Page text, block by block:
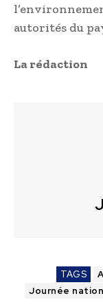
autorités du
La rédaction
TAGS
Journée